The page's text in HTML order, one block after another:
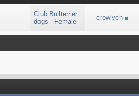
Club Bullterrier
dogs - Female
crowlyeh